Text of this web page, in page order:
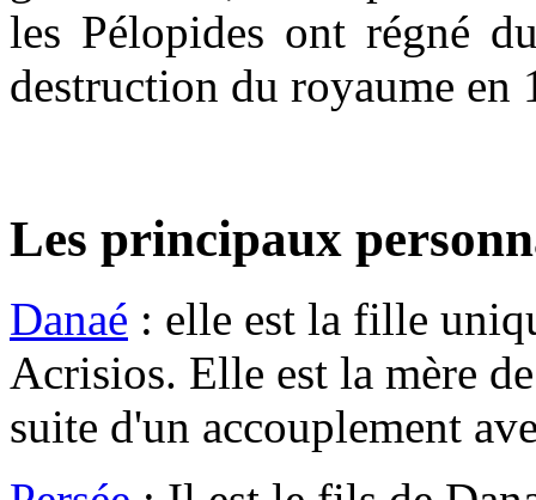
les Pélopides ont régné
destruction du royaume en
Les principaux
Danaé : elle est la fille
Acrisios. Elle est la mère
suite d'un accouplement